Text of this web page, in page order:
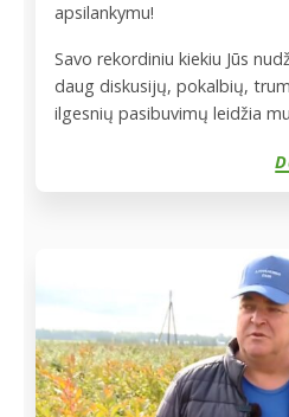
apsilankymu!
Savo rekordiniu kiekiu Jūs
daug diskusijų, pokalbių,
ilgesnių pasibuvimų leidžia
apsikeisti įžvalgomis,